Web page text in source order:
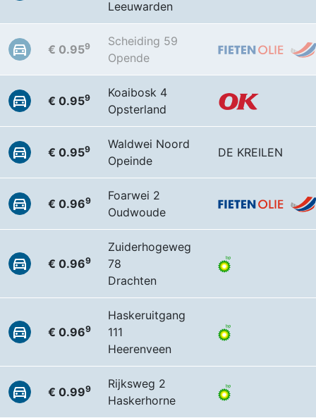
Leeuwarden
€ 0.959
Scheiding 59
Opende
€ 0.959
Koaibosk 4
Opsterland
€ 0.959
Waldwei Noord
Opeinde
DE KREILEN
€ 0.969
Foarwei 2
Oudwoude
€ 0.969
Zuiderhogeweg
78
Drachten
€ 0.969
Haskeruitgang
111
Heerenveen
€ 0.999
Rijksweg 2
Haskerhorne